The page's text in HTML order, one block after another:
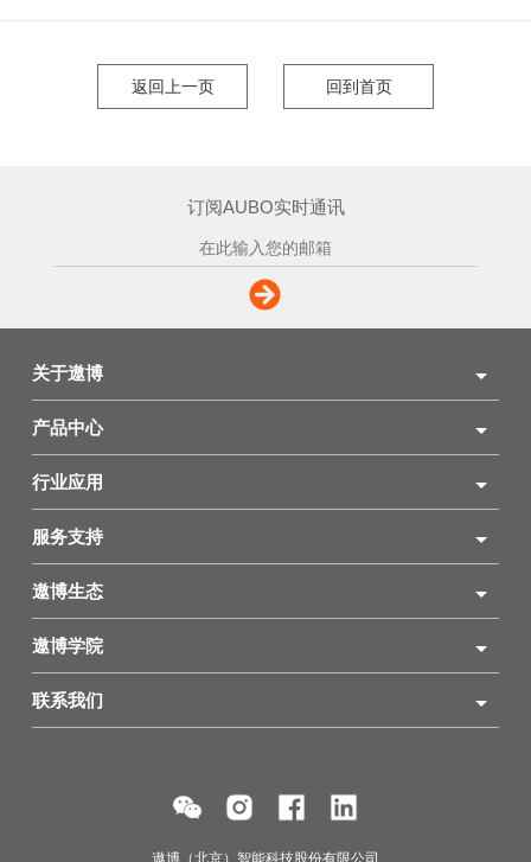
返回上一页 回到首页
订阅AUBO实时通讯
关于遨博
产品中心
行业应用
服务支持
遨博生态
遨博学院
联系我们
遨博（北京）智能科技股份有限公司